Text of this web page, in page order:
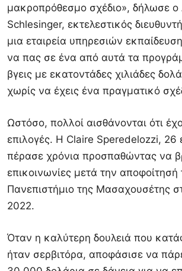
μακροπρόθεσμο σχέδιο», δήλωσε ο
Schlesinger, εκτελεστικός
μια εταιρεία υπηρεσιών
να πας σε ένα από αυτά τα
βγεις με εκατοντάδες χιλιάδες
χωρίς να έχεις ένα πραγματικό
Ωστόσο, πολλοί αισθάνονται ότι
επιλογές. Η Claire Speredelozzi, 26
πέρασε χρόνια προσπαθώντας να
επικοινωνίες μετά την
Πανεπιστήμιο της Μασαχουσέτης
2022.
Όταν η καλύτερη δουλειά που
ήταν σερβιτόρα, αποφάσισε να